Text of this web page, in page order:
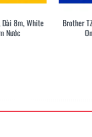
Dài 8m, White
Nước
Brother